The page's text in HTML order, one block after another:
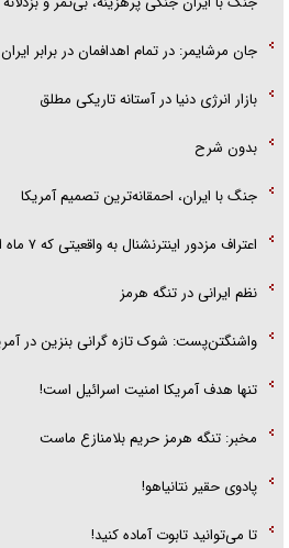
جان مرشایمر: در تمام اهدافمان در برابر
بازار انرژی دنیا در آستانه تاریکی مطلق
بدون شرح
جنگ با ایران، احمقانه‌ترین تصمیم آمریکا
اعتراف مزدور اینترنشنال به واقعیتی که ۷ ماه انکار شد!
نظم ایرانی در تنگه هرمز
واشنگتن‌پست: شوک تازه گرانی بنزین در
تنها هدف آمریکا امنیت اسرائیل است!
مخبر: تنگه هرمز حریم بلامنازع ماست
پادوی حقیر نتانیاهو!
تا می‌توانید تابوت آماده کنید!